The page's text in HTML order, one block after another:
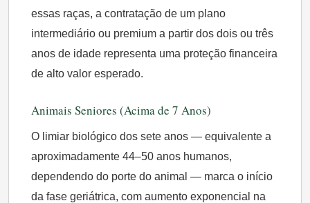
essas raças, a contratação de um plano
intermediário ou premium a partir dos dois ou três
anos de idade representa uma proteção financeira
de alto valor esperado.
Animais Seniores (Acima de 7 Anos)
O limiar biológico dos sete anos — equivalente a
aproximadamente 44–50 anos humanos,
dependendo do porte do animal — marca o início
da fase geriátrica, com aumento exponencial na